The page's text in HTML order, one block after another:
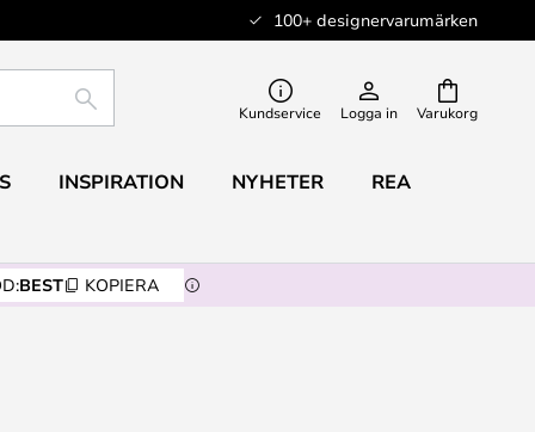
100+ designervarumärken
Varukorg
SÖK Kundservice Logga in
INSPIRATION NYHETER REA
BEST KOPIERA